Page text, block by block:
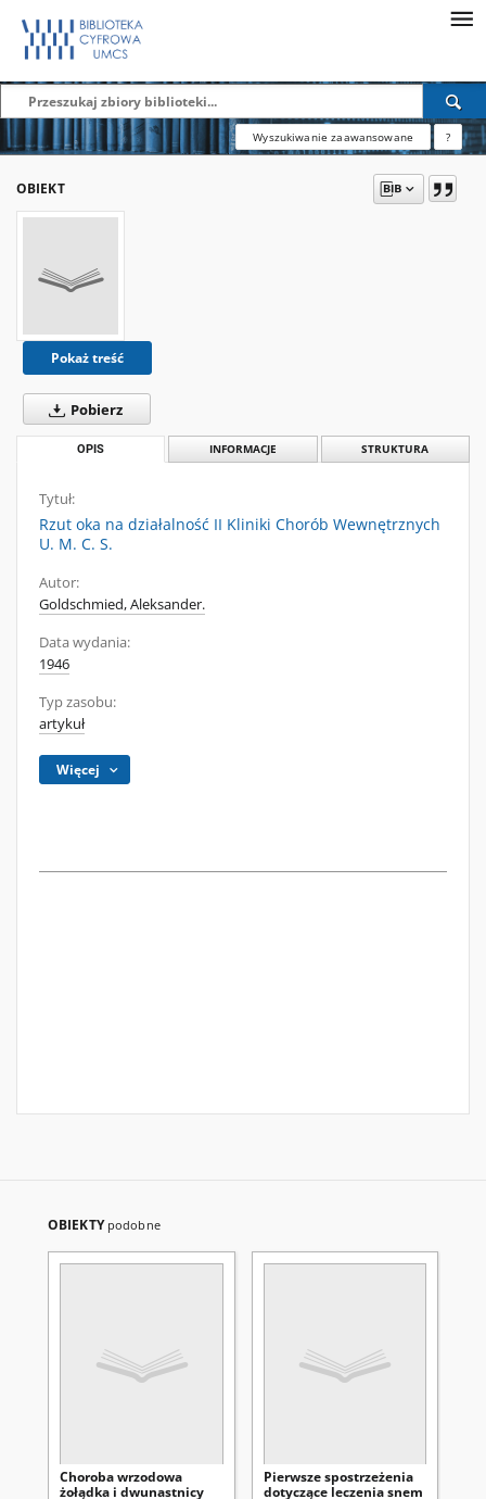
Wyszukiwanie zaawansowane ?
OBIEKT
Pokaż treść
Pobierz
OPIS INFORMACJE STRUKTURA
Tytuł:
Rzut oka na działalność II Kliniki Chorób Wewnętrznych
U. M. C. S.
Autor:
Goldschmied, Aleksander.
Data wydania:
1946
Typ zasobu:
artykuł
Więcej
OBIEKTY podobne
Choroba wrzodowa
żołądka i dwunastnicy
Pierwsze spostrzeżenia
dotyczące leczenia snem